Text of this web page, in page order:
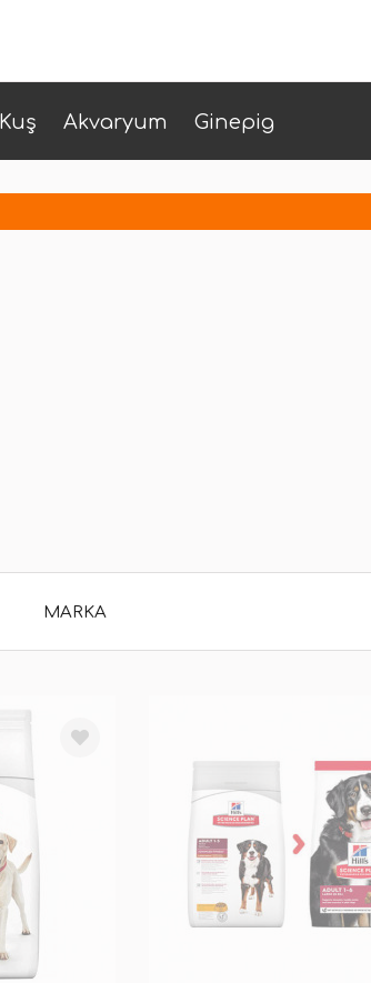
Kuş Akvaryum Ginepig
MARKA